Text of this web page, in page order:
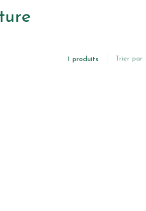
1 produits Trier par